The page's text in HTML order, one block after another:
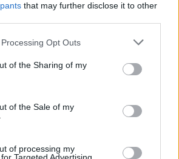
that may further disclose it to other
website/app uses one or more Google
or usage behaviour. You may click to
to Google and its third-party tags to
specified purposes in below Google
Opt Outs
of the Sharing of my
of the Sale of my
of processing my